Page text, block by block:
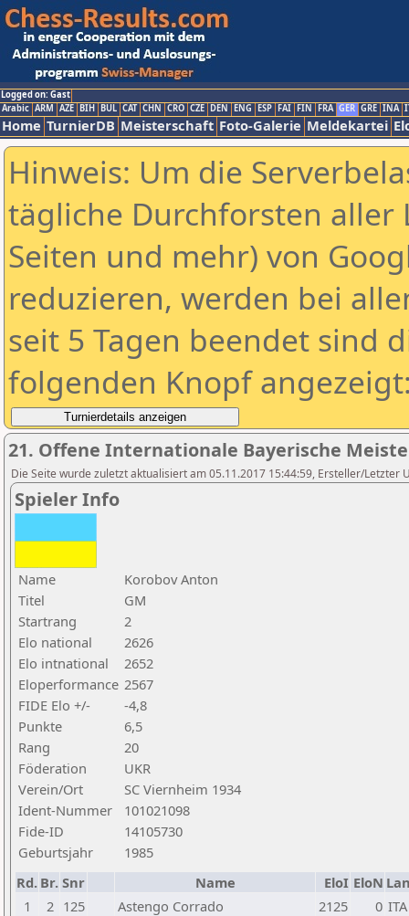
Logged on: Gast
Arabic ARM AZE BIH BUL CAT CHN CRO CZE DEN ENG ESP FAI FIN FRA GER GRE INA
Home TurnierDB Meisterschaft Foto-Galerie Meldekartei
Hinweis: Um die
tägliche Durchforsten aller
Seiten und mehr) von
reduzieren, werden bei
seit 5 Tagen beendet sind
folgenden Knopf
21. Offene Internationale Bayerische
Die Seite wurde zuletzt aktualisiert am 05.11.2017 15:44:59, Ersteller/Letzter
Spieler Info
Name
Korobov Anton
Titel
GM
Startrang
2
Elo national
2626
Elo intnational
2652
Eloperformance 2567
FIDE Elo +/-
-4,8
Punkte
6,5
Rang
20
Föderation
UKR
Verein/Ort
SC Viernheim 1934
Ident-Nummer
101021098
Fide-ID
14105730
Geburtsjahr
1985
Rd. Br. Snr Name EloI EloN
1
2 125 Astengo Corrado 2125 0 ITA